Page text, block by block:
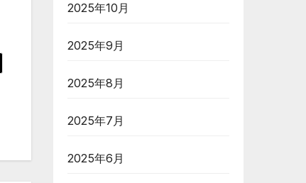
2025年10月
2025年9月
2025年8月
2025年7月
2025年6月